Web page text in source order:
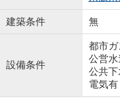
建築条件 無
設備条件
都市ガ
公営水
公共下
電気有